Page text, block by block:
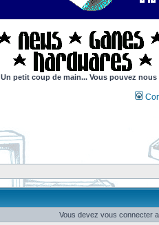
Un petit coup de main... Vous pouvez
Vous devez vous connecter